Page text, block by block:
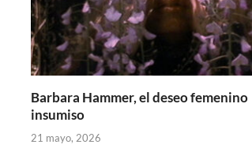
Barbara Hammer, el deseo femenino
insumiso
21 mayo, 2026